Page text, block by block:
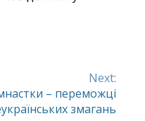
Next:
– переможці
змагань